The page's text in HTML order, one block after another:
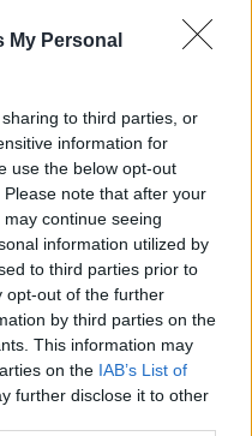
My Personal
to third parties, or
information for
use the below opt-out
note that after your
continue seeing
information utilized by
to third parties prior to
opt-out of the further
by third parties on the
This information may
on the IAB’s List of
further disclose it to other
barin dhe flakët u
përhapën drejt malit
pranë banesës
për vrasjen e
vjeçarit në Korçë